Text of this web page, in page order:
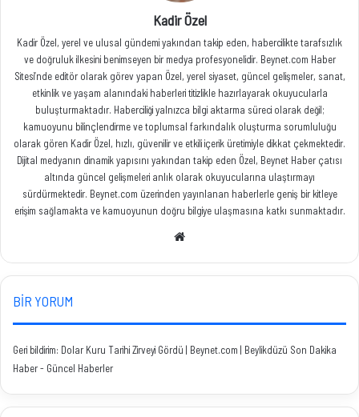
Kadir Özel
Kadir Özel, yerel ve ulusal gündemi yakından takip eden, habercilikte tarafsızlık
ve doğruluk ilkesini benimseyen bir medya profesyonelidir. Beynet.com Haber
Sitesi’nde editör olarak görev yapan Özel, yerel siyaset, güncel gelişmeler, sanat,
etkinlik ve yaşam alanındaki haberleri titizlikle hazırlayarak okuyucularla
buluşturmaktadır. Haberciliği yalnızca bilgi aktarma süreci olarak değil;
kamuoyunu bilinçlendirme ve toplumsal farkındalık oluşturma sorumluluğu
olarak gören Kadir Özel, hızlı, güvenilir ve etkili içerik üretimiyle dikkat çekmektedir.
Dijital medyanın dinamik yapısını yakından takip eden Özel, Beynet Haber çatısı
altında güncel gelişmeleri anlık olarak okuyucularına ulaştırmayı
sürdürmektedir. Beynet.com üzerinden yayınlanan haberlerle geniş bir kitleye
erişim sağlamakta ve kamuoyunun doğru bilgiye ulaşmasına katkı sunmaktadır.
BIR YORUM
Geri bildirim: Dolar Kuru Tarihi Zirveyi Gördü | Beynet.com | Beylikdüzü Son Dakika
Haber - Güncel Haberler